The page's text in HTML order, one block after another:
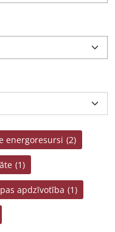
energoresursi (2)
(1)
apdzīvotība (1)